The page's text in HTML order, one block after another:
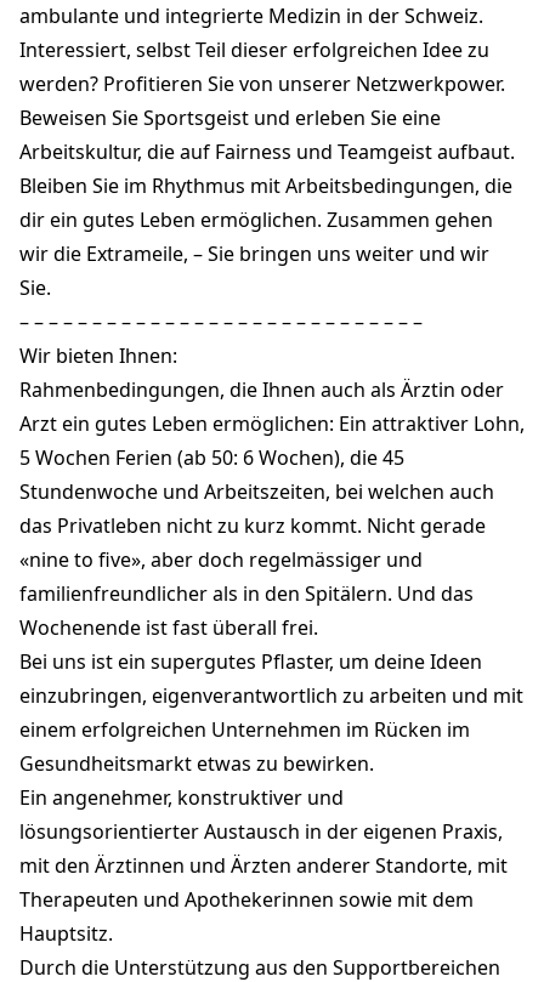
ambulante und integrierte Medizin in der Schweiz.
Interessiert, selbst Teil dieser erfolgreichen Idee zu
werden? Profitieren Sie von unserer Netzwerkpower.
Beweisen Sie Sportsgeist und erleben Sie eine
Arbeitskultur, die auf Fairness und Teamgeist aufbaut.
Bleiben Sie im Rhythmus mit Arbeitsbedingungen, die
dir ein gutes Leben ermöglichen. Zusammen gehen
wir die Extrameile, – Sie bringen uns weiter und wir
Sie.
– – – – – – – – – – – – – – – – – – – – – – – – – – – –
Wir bieten Ihnen:
Rahmenbedingungen, die Ihnen auch als Ärztin oder
Arzt ein gutes Leben ermöglichen: Ein attraktiver Lohn,
5 Wochen Ferien (ab 50: 6 Wochen), die 45
Stundenwoche und Arbeitszeiten, bei welchen auch
das Privatleben nicht zu kurz kommt. Nicht gerade
«nine to five», aber doch regelmässiger und
familienfreundlicher als in den Spitälern. Und das
Wochenende ist fast überall frei.
Bei uns ist ein supergutes Pflaster, um deine Ideen
einzubringen, eigenverantwortlich zu arbeiten und mit
einem erfolgreichen Unternehmen im Rücken im
Gesundheitsmarkt etwas zu bewirken.
Ein angenehmer, konstruktiver und
lösungsorientierter Austausch in der eigenen Praxis,
mit den Ärztinnen und Ärzten anderer Standorte, mit
Therapeuten und Apothekerinnen sowie mit dem
Hauptsitz.
Durch die Unterstützung aus den Supportbereichen